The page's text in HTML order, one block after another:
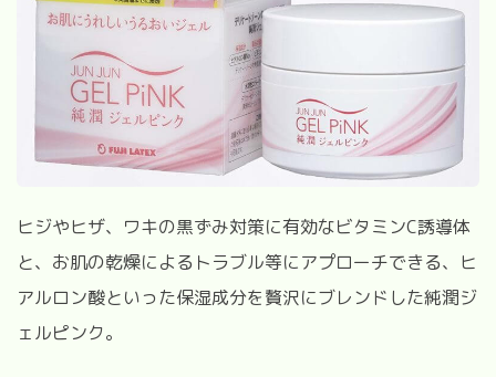
ヒジやヒザ、ワキの黒ずみ対策に有効なビタミンC誘導体
と、お肌の乾燥によるトラブル等にアプローチできる、ヒ
アルロン酸といった保湿成分を贅沢にブレンドした純潤ジ
ェルピンク。